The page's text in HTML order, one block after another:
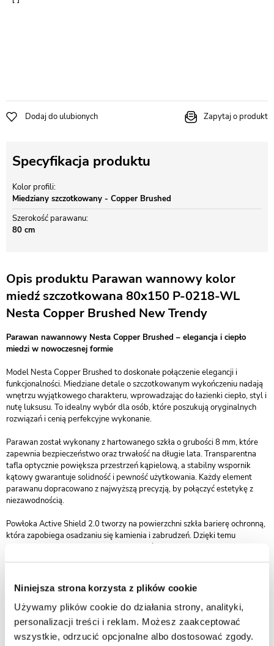
Niniejsza strona korzysta z plików cookie
Używamy plików cookie do działania strony, analityki,
personalizacji treści i reklam. Możesz zaakceptować
wszystkie, odrzucić opcjonalne albo dostosować zgody.
Dodaj do ulubionych Zapytaj o produkt
Specyfikacja produktu
Kolor profili
Miedziany szczotkowany - Copper Brushed
Szerokość parawanu
80 cm
Opis produktu Parawan wannowy kolor
miedź szczotkowana 80x150 P-0218-WL
Nesta Copper Brushed New Trendy
Parawan nawannowy Nesta Copper Brushed – elegancja i ciepło
miedzi w nowoczesnej formie
Model Nesta Copper Brushed to doskonałe połączenie elegancji i
funkcjonalności. Miedziane detale o szczotkowanym wykończeniu nadają
wnętrzu wyjątkowego charakteru, wprowadzając do łazienki ciepło, styl i
nutę luksusu. To idealny wybór dla osób, które poszukują oryginalnych
rozwiązań i cenią perfekcyjne wykonanie.
Parawan został wykonany z hartowanego szkła o grubości 8 mm, które
zapewnia bezpieczeństwo oraz trwałość na długie lata. Transparentna
tafla optycznie powiększa przestrzeń kąpielową, a stabilny wspornik
kątowy gwarantuje solidność i pewność użytkowania. Każdy element
parawanu dopracowano z najwyższą precyzją, by połączyć estetykę z
niezawodnością.
Powłoka Active Shield 2.0 tworzy na powierzchni szkła barierę ochronną,
która zapobiega osadzaniu się kamienia i zabrudzeń. Dzięki temu
parawan jest łatwy w utrzymaniu czystości i przez wiele lat zachowuje
Kolor Copper Brushed, czyli miedź szczotkowana, doskonale komponuje
się z czarną, białą lub złotą armaturą, tworząc eleganckie, nowoczesne
wnętrze o wyjątkowym klimacie. To odcień, który dodaje wnętrzu głębi, a
jednocześnie wprowadza przyjemne, ciepłe tony.
Kolekcja Nesta Copper Brushed objęta jest 3-letnim okresem gwarancji,